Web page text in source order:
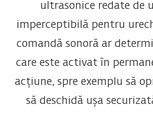
ultrasonice redate de
imperceptibilă pentru
comandă sonoră ar
care este activat în
acțiune, spre exemplu să
să deschidă ușa